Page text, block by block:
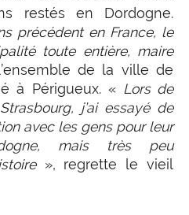
restés en Dordogne.
précédent en France, le
toute entière, maire
de la ville de
à Périgueux. « Lors de
j’ai essayé de
avec les gens pour leur
mais très peu
», regrette le vieil